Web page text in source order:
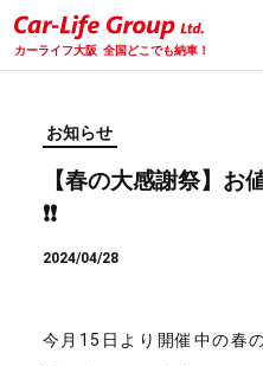
カーライフ大阪 全国どこでも納車！
お知らせ
【春の大感謝祭】
❗️❗️
2024/04/28
今月15日より開催中の春